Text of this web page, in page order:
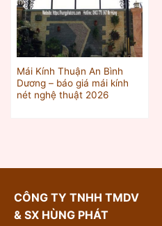
Mái Kính Thuận An Bình
Dương – báo giá mái kính
nét nghệ thuật 2026
CÔNG TY TNHH TMDV
& SX HÙNG PHÁT